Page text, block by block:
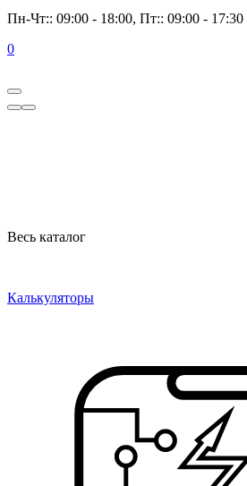
Пн-Чт:: 09:00 - 18:00, Пт:: 09:00 - 17:30
0
Весь каталог
Калькуляторы